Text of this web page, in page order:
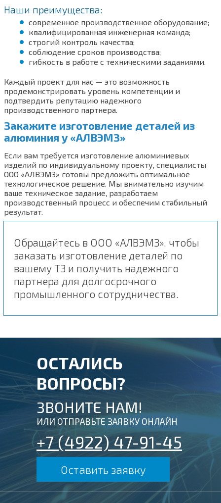
Наши преимущества:
современное производственное оборудование;
квалифицированная инженерная команда;
строгий контроль качества;
соблюдение сроков производства;
гибкость в работе с техническими заданиями.
Каждый проект для нас — это возможность
продемонстрировать уровень компетенции и
подтвердить репутацию надежного
производственного партнера.
Закажите изготовление деталей из
алюминия у «АЛВЭМЗ»
Если вам требуется изготовление алюминиевых
изделий по индивидуальному проекту, специалисты
ООО «АЛВЭМЗ» готовы предложить оптимальное
технологическое решение. Мы внимательно изучим
ваше техническое задание, разработаем
производственный процесс и обеспечим стабильный
результат.
Обращайтесь в ООО «АЛВЭМЗ», чтобы
заказать изготовление деталей по
вашему ТЗ и получить надежного
партнера для долгосрочного
промышленного сотрудничества.
ОСТАЛИСЬ
ВОПРОСЫ?
ЗВОНИТЕ НАМ!
ИЛИ ОТПРАВЬТЕ ЗАЯВКУ ОНЛАЙН
+7 (4922) 47-91-45
Оставить заявку